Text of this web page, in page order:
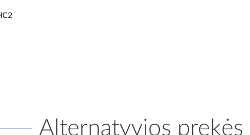
Alternatyvios prekės